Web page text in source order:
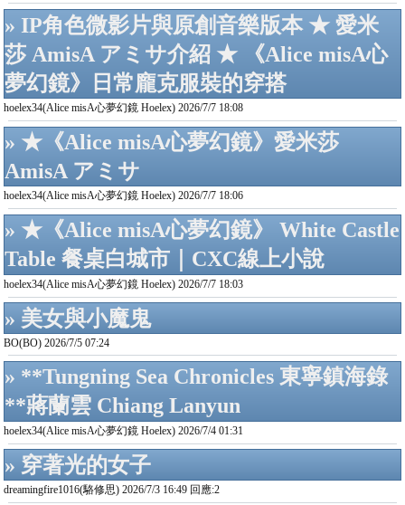
» IP角色微影片與原創音樂版本 ★ 愛米
莎 AmisA アミサ介紹 ★ 《Alice misA心
夢幻鏡》日常龐克服裝的穿搭
hoelex34(Alice misA心夢幻鏡 Hoelex) 2026/7/7 18:08
» ★《Alice misA心夢幻鏡》愛米莎
AmisA アミサ
hoelex34(Alice misA心夢幻鏡 Hoelex) 2026/7/7 18:06
» ★《Alice misA心夢幻鏡》 White Castle
Table 餐桌白城市｜CXC線上小說
hoelex34(Alice misA心夢幻鏡 Hoelex) 2026/7/7 18:03
» 美女與小魔鬼
BO(BO) 2026/7/5 07:24
» **Tungning Sea Chronicles 東寧鎮海錄
**蔣蘭雲 Chiang Lanyun
hoelex34(Alice misA心夢幻鏡 Hoelex) 2026/7/4 01:31
» 穿著光的女子
dreamingfire1016(駱修思) 2026/7/3 16:49 回應:2